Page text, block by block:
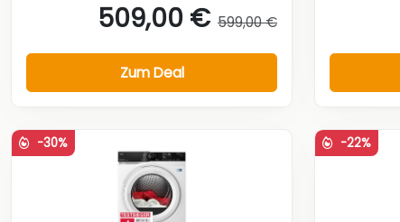
509,00 € 599,00 €
Zum Deal
-30% -22%